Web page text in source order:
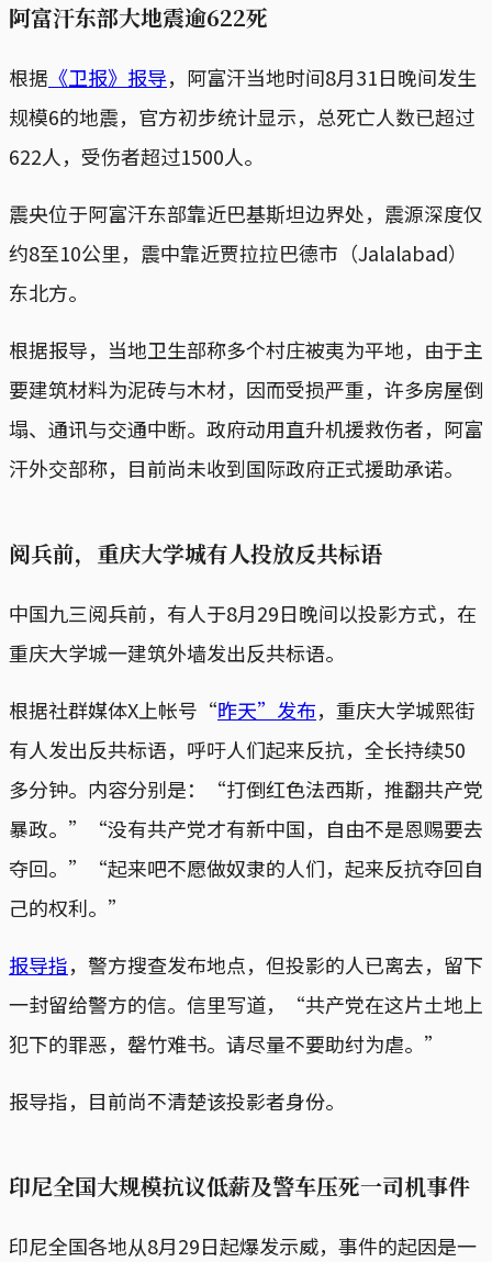
阿富汗东部大地震逾622死
根据 《卫报》报导，阿富汗当地时间8月31日晚间发生
规模6的地震，官方初步统计显示，总死亡人数已超过
622人，受伤者超过1500人。
震央位于阿富汗东部靠近巴基斯坦边界处，震源深度仅
约8至10公里，震中靠近贾拉拉巴德市（Jalalabad）
东北方。
根据报导，当地卫生部称多个村庄被夷为平地，由于主
要建筑材料为泥砖与木材，因而受损严重，许多房屋倒
塌、通讯与交通中断。政府动用直升机援救伤者，阿富
汗外交部称，目前尚未收到国际政府正式援助承诺。
阅兵前，重庆大学城有人投放反共标语
中国九三阅兵前，有人于8月29日晚间以投影方式，在
重庆大学城一建筑外墙发出反共标语。
根据社群媒体X上帐号“昨天”发布，重庆大学城熙街
有人发出反共标语，呼吁人们起来反抗，全长持续50
多分钟。内容分别是：“打倒红色法西斯，推翻共产党
暴政。”“没有共产党才有新中国，自由不是恩赐要去
夺回。”“起来吧不愿做奴隶的人们，起来反抗夺回自
己的权利。”
报导指，警方搜查发布地点，但投影的人已离去，留下
一封留给警方的信。信里写道，“共产党在这片土地上
犯下的罪恶，罄竹难书。请尽量不要助纣为虐。”
报导指，目前尚不清楚该投影者身份。
印尼全国大规模抗议低薪及警车压死一司机事件
印尼全国各地从8月29日起爆发示威，事件的起因是一